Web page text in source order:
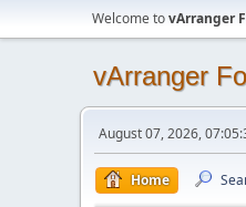
Welcome tovArranger
vArranger
August 07, 2026,
Home